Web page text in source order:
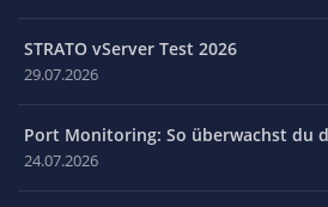
STRATO vServer Test 2026
29.07.2026
Port Monitoring: So überwachst du
24.07.2026